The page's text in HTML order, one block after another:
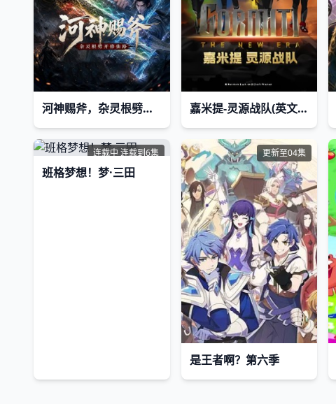
河神赐斧，杂灵根劈开修仙路 嘉米提-灵源战队​(英文版)
连载中 连载到6集
班格梦想！梦·三田
更新至04集
是王者啊？第六季